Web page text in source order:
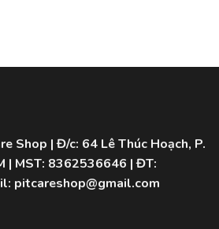
Shop | Đ/c: 64 Lê Thúc Hoạch, P.
| MST: 8362536646 | ĐT:
pitcareshop@gmail.com